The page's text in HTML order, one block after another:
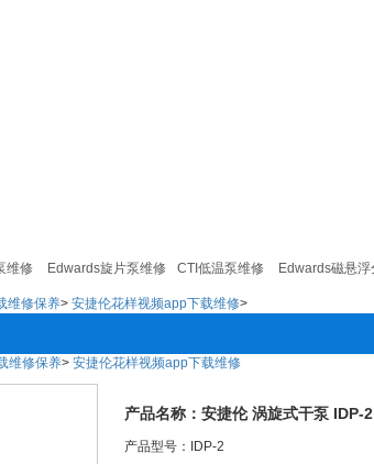
Edwards旋片泵维修 CTI低温泵维修 Edwards磁悬浮分子泵
维修保养> 安捷伦花样视频app下载维修>
维修保养> 安捷伦花样视频app下载维修
产品名称：安捷伦 涡旋式干泵 IDP-2
产品型号：IDP-2